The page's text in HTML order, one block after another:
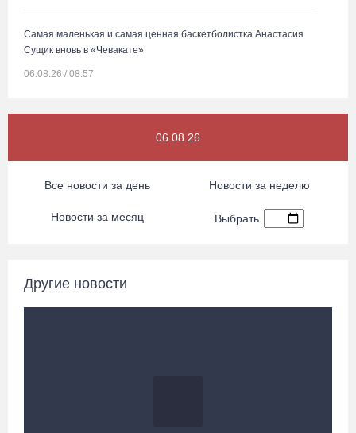
Самая маленькая и самая ценная баскетболистка Анастасия
Сущик вновь в «Чевакате»
06.08.26 / 08:57
06.08.26 / 08:50
«Единая Россия» получила первое место в бюллетене на
06.08.26
Все новости за день Новости за неделю
Новости за месяц Выбрать
Другие новости